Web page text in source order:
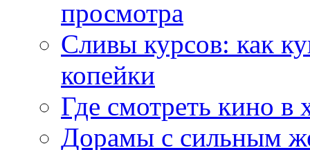
просмотра
Сливы курсов: как
копейки
Где смотреть кино в
Дорамы с сильным